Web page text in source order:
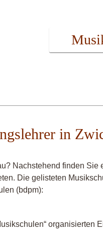
in
Nachstehend finden Sie
Die gelisteten
(bdpm):
organisierten